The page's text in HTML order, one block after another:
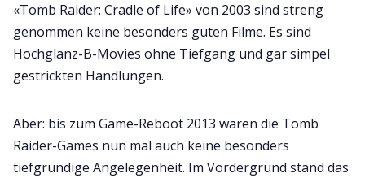
«Tomb Raider: Cradle of Life» von 2003 sind streng
genommen keine besonders guten Filme. Es sind
Hochglanz-B-Movies ohne Tiefgang und gar simpel
gestrickten Handlungen.
Aber: bis zum Game-Reboot 2013 waren die Tomb
Raider-Games nun mal auch keine besonders
tiefgründige Angelegenheit. Im Vordergrund stand das